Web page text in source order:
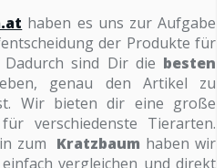
haben es uns zur Aufgabe
der Produkte für
sind Dir die besten
genau den Artikel zu
Wir bieten dir eine große
verschiedenste Tierarten.
zum Kratzbaum haben wir
vergleichen und direkt